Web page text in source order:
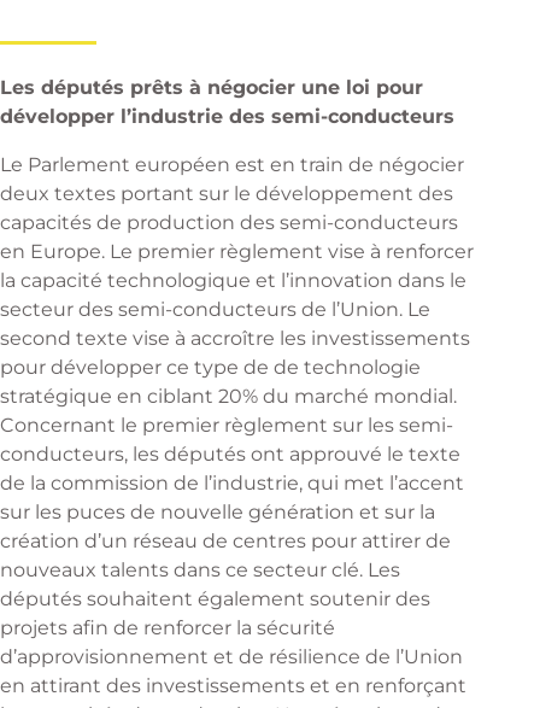
Les députés prêts à négocier une loi pour
développer l’industrie des semi-conducteurs
Le Parlement européen est en train de négocier
deux textes portant sur le développement des
capacités de production des semi-conducteurs
en Europe. Le premier règlement vise à renforcer
la capacité technologique et l’innovation dans le
secteur des semi-conducteurs de l’Union. Le
second texte vise à accroître les investissements
pour développer ce type de de technologie
stratégique en ciblant 20% du marché mondial.
Concernant le premier règlement sur les semi-
conducteurs, les députés ont approuvé le texte
de la commission de l’industrie, qui met l’accent
sur les puces de nouvelle génération et sur la
création d’un réseau de centres pour attirer de
nouveaux talents dans ce secteur clé. Les
députés souhaitent également soutenir des
projets afin de renforcer la sécurité
d’approvisionnement et de résilience de l’Union
en attirant des investissements et en renforçant